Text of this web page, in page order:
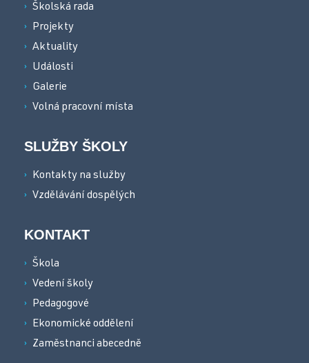
Školská rada
Projekty
Aktuality
Události
Galerie
Volná pracovní místa
SLUŽBY ŠKOLY
Kontakty na služby
Vzdělávání dospělých
KONTAKT
Škola
Vedení školy
Pedagogové
Ekonomické oddělení
Zaměstnanci abecedně